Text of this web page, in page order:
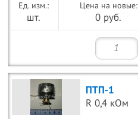
шт.
Цена на новые:
0 руб.
ПТП-1
R 0,4 кОм